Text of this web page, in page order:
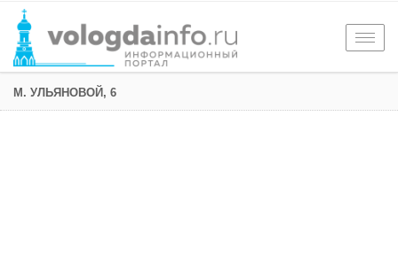
М. УЛЬЯНОВОЙ, 6